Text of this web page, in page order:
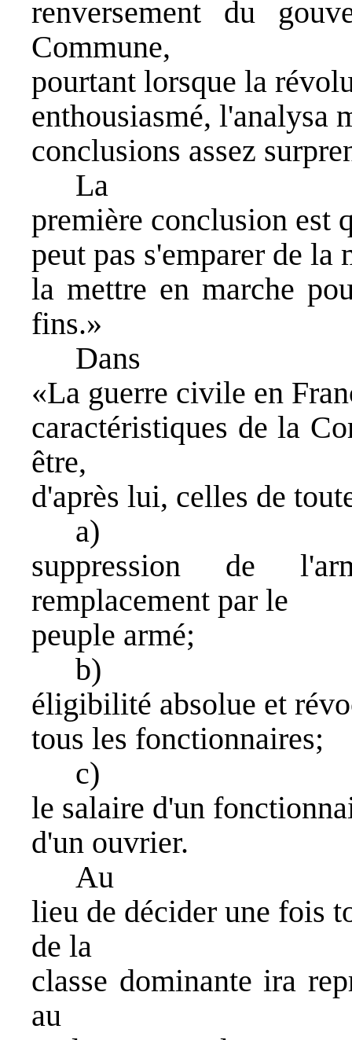
renversement du
Commune,
pourtant lorsque la
enthousiasmé, l'analysa
conclusions assez
La
première conclusion est
peut pas s'emparer de la
la mettre en marche
fins.»
Dans
«La guerre civile en
caractéristiques de la
être,
d'après lui, celles de
a)
suppression de
remplacement par le
peuple armé;
b)
éligibilité absolue et
tous les fonctionnaires;
c)
le salaire d'un
d'un ouvrier.
Au
lieu de décider une fois
de la
classe dominante ira
au